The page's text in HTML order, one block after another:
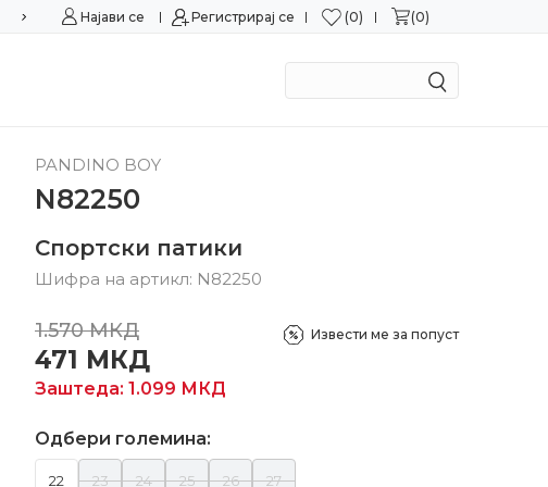
Можност за замена во рок од 15 дена!
Најави се Регистрирај се 0 0
PANDINO BOY
N82250
Спортски патики
Шифра на артикл: N82250
1.570 МКД
471 МКД
Заштеда: 1.099 МКД
Извести ме за попуст
Одбери големина:
22 23 24 25 26 27